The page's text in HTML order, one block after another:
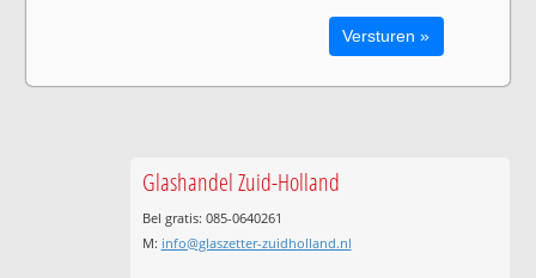
Glashandel Zuid-Holland
Bel gratis: 085-0640261
M: info@glaszetter-zuidholland.nl